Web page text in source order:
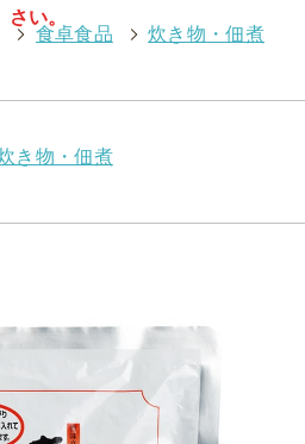
さい。
> 食卓食品 > 炊き物・佃煮
き物・佃煮